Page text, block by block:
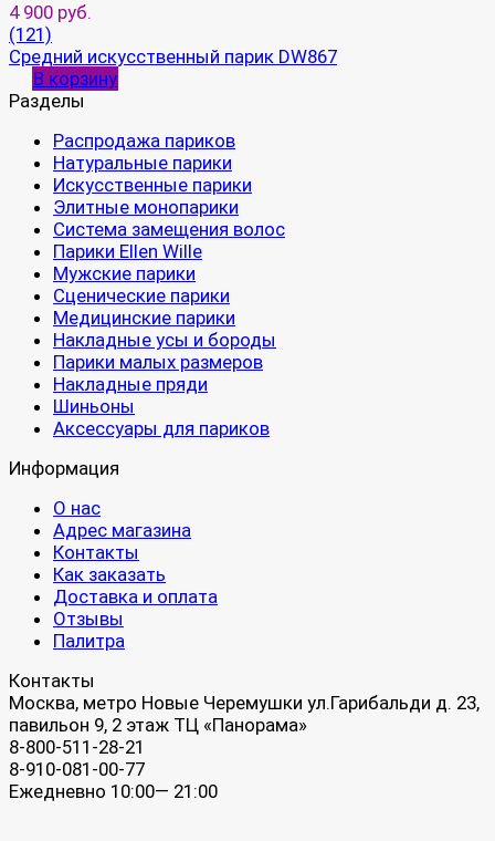
4 900 руб.
(121)
Средний искусственный парик DW867
В корзину
Разделы
Распродажа париков
Натуральные парики
Искусственные парики
Элитные монопарики
Система замещения волос
Парики Ellen Wille
Мужские парики
Сценические парики
Медицинские парики
Накладные усы и бороды
Парики малых размеров
Накладные пряди
Шиньоны
Аксессуары для париков
Информация
О нас
Адрес магазина
Контакты
Как заказать
Доставка и оплата
Отзывы
Палитра
Контакты
Москва, метро Новые Черемушки ул.Гарибальди д. 23,
павильон 9, 2 этаж ТЦ «Панорама»
8-800-511-28-21
8-910-081-00-77
Ежедневно 10:00— 21:00